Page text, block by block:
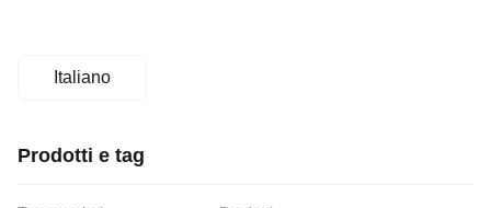
Italiano
Prodotti e tag